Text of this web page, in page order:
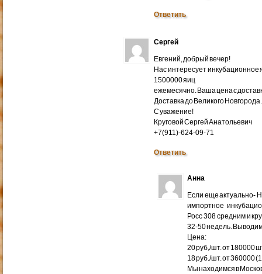
Ответить
Сергей
Евгений, добрый вечер!
Нас интересует инкубационное
1500000 яиц
ежемесячно. Ваша цена с
Доставка до Великого Новгорода.
С уважение!
Круговой Сергей Анатольевич
+7(911)-624-09-71
Ответить
Анна
Если еще актуально-
импортное
Росс 308 средним и
32-50 недель.
Цена:
20 руб,/шт. от 180000
18 руб./шт. от 360000
Мы находимся в